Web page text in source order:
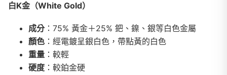
白K金（White Gold）
成分：75% 黃金＋25% 鈀、鎳、銀等白色金屬
顏色 ：經電鍍呈銀白色，帶點黃的白色
重量 ：較輕
硬度 ：較鉑金硬